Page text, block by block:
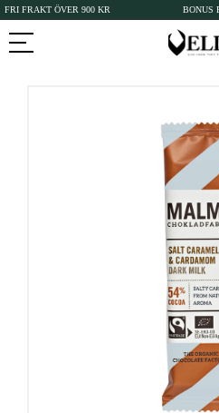
FRI FRAKT ÖVER 900 KR BONUS